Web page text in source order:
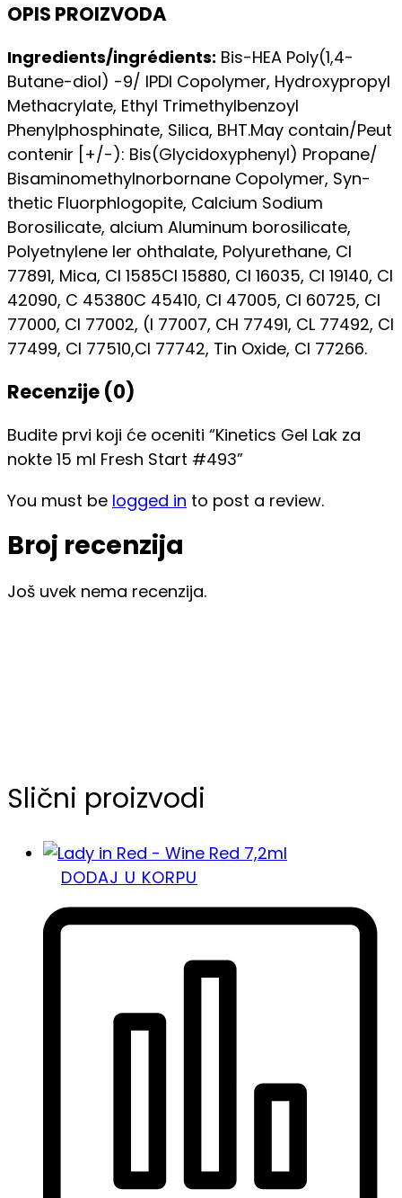
OPIS PROIZVODA
Ingredients/ingrédients: Bis-HEA Poly(1,4-
Butane-diol) -9/ IPDI Copolymer, Hydroxypropyl
Methacrylate, Ethyl Trimethylbenzoyl
Phenylphosphinate, Silica, BHT.May contain/Peut
contenir [+/-): Bis(Glycidoxyphenyl) Propane/
Bisaminomethylnorbornane Copolymer, Syn-
thetic Fluorphlogopite, Calcium Sodium
Borosilicate, alcium Aluminum borosilicate,
Polyetnylene ler ohthalate, Polyurethane, Cl
77891, Mica, Cl 1585Cl 15880, Cl 16035, Cl 19140, CI
42090, C 45380C 45410, CI 47005, Cl 60725, CI
77000, CI 77002, (l 77007, CH 77491, CL 77492, Cl
77499, Cl 77510,Cl 77742, Tin Oxide, Cl 77266.
Recenzije (0)
Budite prvi koji će oceniti “Kinetics Gel Lak za
nokte 15 ml Fresh Start #493”
You must be logged in to post a review.
Broj recenzija
Još uvek nema recenzija.
Slični proizvodi
DODAJ U KORPU